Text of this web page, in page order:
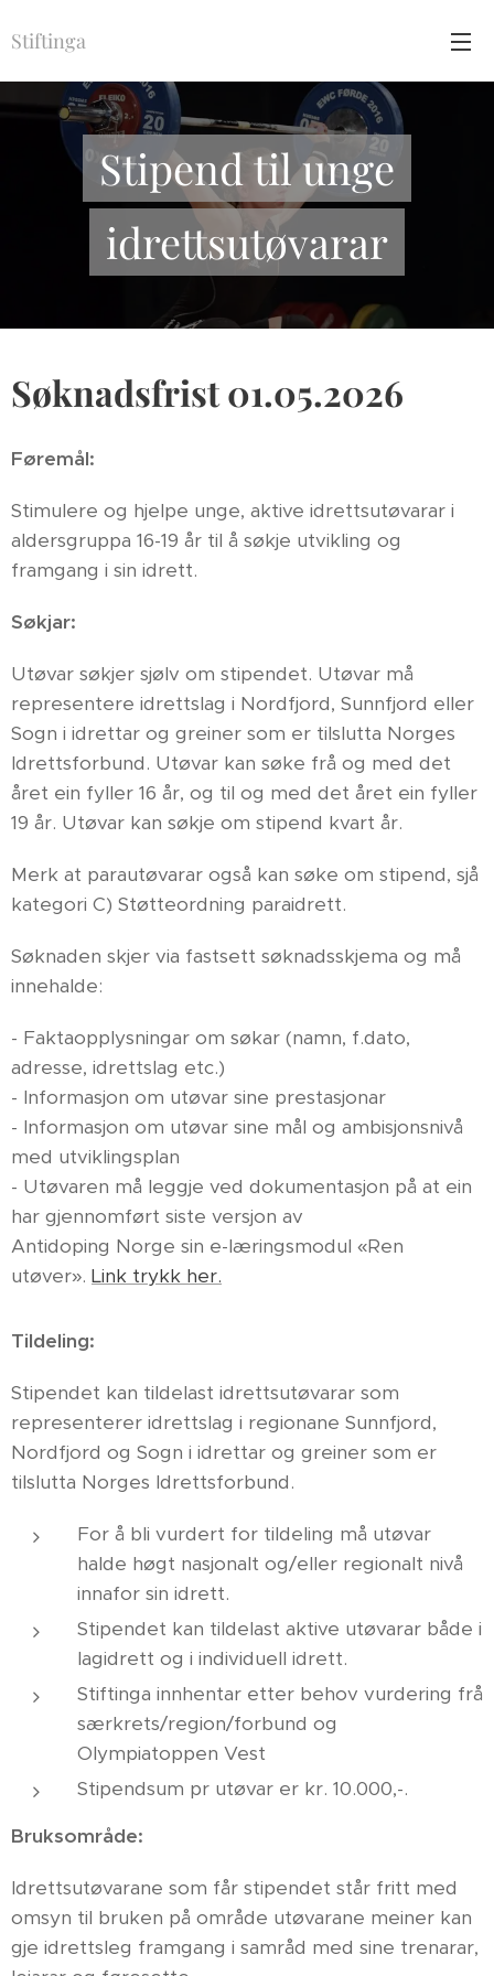
Stiftinga
Stipend til unge
idrettsutøvarar
Søknadsfrist 01.05.2026
Føremål:
Stimulere og hjelpe unge, aktive idrettsutøvarar i
aldersgruppa 16-19 år til å søkje utvikling og
framgang i sin idrett.
Søkjar:
Utøvar søkjer sjølv om stipendet. Utøvar må
representere idrettslag i Nordfjord, Sunnfjord eller
Sogn i idrettar og greiner som er tilslutta Norges
Idrettsforbund. Utøvar kan søke frå og med det
året ein fyller 16 år, og til og med det året ein fyller
19 år. Utøvar kan søkje om stipend kvart år.
Merk at parautøvarar også kan søke om stipend, sjå
kategori C) Støtteordning paraidrett.
Søknaden skjer via fastsett søknadsskjema og må
innehalde:
- Faktaopplysningar om søkar (namn, f.dato,
adresse, idrettslag etc.)
- Informasjon om utøvar sine prestasjonar
- Informasjon om utøvar sine mål og ambisjonsnivå
med utviklingsplan
- Utøvaren må leggje ved dokumentasjon på at ein
har gjennomført siste versjon av
Antidoping Norge sin e-læringsmodul «Ren
utøver». Link trykk her.
Tildeling:
Stipendet kan tildelast idrettsutøvarar som
representerer idrettslag i regionane Sunnfjord,
Nordfjord og Sogn i idrettar og greiner som er
tilslutta Norges Idrettsforbund.
For å bli vurdert for tildeling må utøvar
halde høgt nasjonalt og/eller regionalt nivå
innafor sin idrett.
Stipendet kan tildelast aktive utøvarar både i
lagidrett og i individuell idrett.
Stiftinga innhentar etter behov vurdering frå
særkrets/region/forbund og
Olympiatoppen Vest
Stipendsum pr utøvar er kr. 10.000,-.
Bruksområde:
Idrettsutøvarane som får stipendet står fritt med
omsyn til bruken på område utøvarane meiner kan
gje idrettsleg framgang i samråd med sine trenarar,